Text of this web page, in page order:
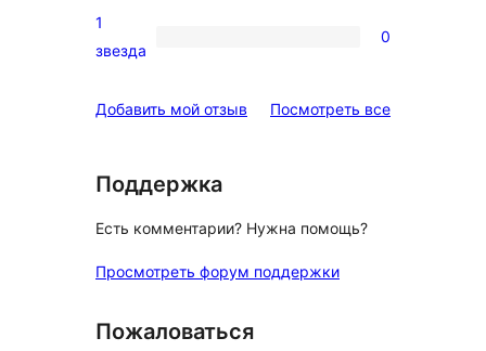
2-
звездный
0
звездный
1
звезда
0
Добавить мой отзыв Посмотреть всеотзывы
Поддержка
Есть комментарии? Нужна помощь?
Просмотреть форум поддержки
Пожаловаться